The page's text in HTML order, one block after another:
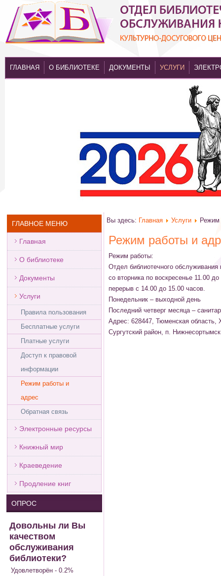
ГЛАВНАЯ О БИБЛИОТЕКЕ ДОКУМЕНТЫ УСЛУГИ
ГЛАВНОЕ МЕНЮ
Главная
О библиотеке
Документы
Услуги
Правила пользования
Бесплатные услуги
Платные услуги
Доступ к правовой
информации
Режим работы и
адрес
Обратная связь
Электронные ресурсы
Книжный мир
Краеведение
Продление книг
ОПРОС
Довольны ли Вы
качеством
обслуживания
библиотеки?
Удовлетворён - 0.2%
Вы здесь: Главная Услуги Режим
Режим работы и
Режим работы:
Отдел библиотечного обслуживания
со вторника по воскресенье 11.00
перерыв с 14.00 до 15.00 часов.
Понедельник – выходной день
Последний четверг месяца –
Адрес: 628447, Тюменская область,
Сургутский район, п.